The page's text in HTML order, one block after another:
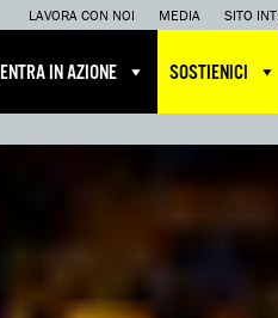
LAVORA CON NOI MEDIA SITO
ENTRA IN AZIONE SOSTIENICI